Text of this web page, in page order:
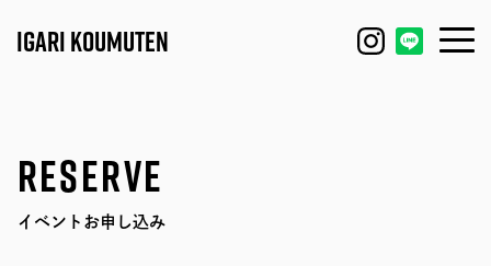
IGARI KOUMUTEN
Reserve
イベントお申し込み